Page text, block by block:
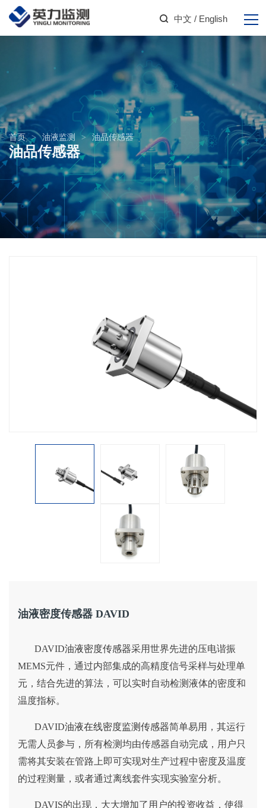
中文 / English
首页 > 油液监测 > 油品传感器
油品传感器
油液密度传感器 DAVID
DAVID油液密度传感器采用世界先进的压电谐振
MEMS元件，通过内部集成的高精度信号采样与处理单
元，结合先进的算法，可以实时自动检测液体的密度和
温度指标。
DAVID油液在线密度监测传感器简单易用，其运行
无需人员参与，所有检测均由传感器自动完成，用户只
需将其安装在管路上即可实现对生产过程中密度及温度
的过程测量，或者通过离线套件实现实验室分析。
DAVIS的出现，大大增加了用户的投资收益，使得